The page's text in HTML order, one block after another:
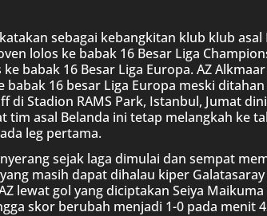
sebagai kebangkitan klub klub asal
lolos ke babak 16 Besar Liga
babak 16 Besar Liga Europa. AZ
16 besar Liga Europa meski
di Stadion RAMS Park, Istanbul, Jumat
tim asal Belanda ini tetap melangkah ke
leg pertama.
sejak laga dimulai dan sempat
masih dapat dihalau kiper Galatasaray
lewat gol yang diciptakan Seiya
skor berubah menjadi 1-0 pada menit